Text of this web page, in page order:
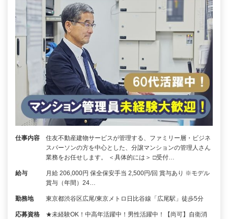
仕事内容
住友不動産建物サービスが管理する、ファミリー層・ビジネ
スパーソンの方を中心とした、分譲マンションの管理人さん
業務をお任せします。 ＜具体的には＞ □受付…
給与
月給 206,000円 保全保安手当 2,500円/回 賞与あり ※モデル
賞与（年間）24…
勤務地 東京都渋谷区広尾/東京メトロ日比谷線「広尾駅」徒歩5分
応募資格
★未経験OK！中高年活躍中！男性活躍中！【尚可】自衛消